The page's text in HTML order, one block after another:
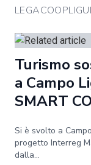
Turismo
a Campo
SMART
Si è svolto a
progetto Interreg
dalla...